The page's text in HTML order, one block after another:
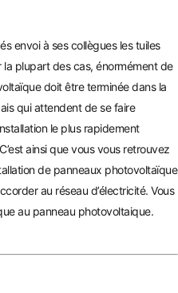
envoi à ses collègues les tuiles
la plupart des cas, énormément de
doit être terminée dans la
qui attendent de se faire
le plus rapidement
ainsi que vous vous retrouvez
de panneaux photovoltaïque
au réseau d’électricité. Vous
au panneau photovoltaique.